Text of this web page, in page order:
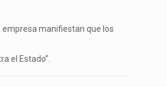
empresa manifiestan que los
el Estado”.